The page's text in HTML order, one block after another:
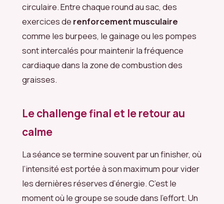
circulaire. Entre chaque round au sac, des
exercices de renforcement musculaire
comme les burpees, le gainage ou les pompes
sont intercalés pour maintenir la fréquence
cardiaque dans la zone de combustion des
graisses.
Le challenge final et le retour au
calme
La séance se termine souvent par un finisher, où
l’intensité est portée à son maximum pour vider
les dernières réserves d’énergie. C’est le
moment où le groupe se soude dans l’effort. Un